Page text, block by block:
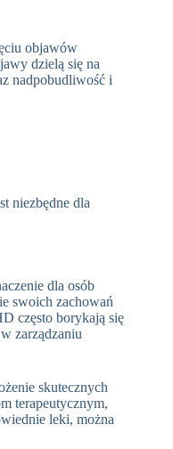
objawów
dzielą się na
nadpobudliwość i
niezbędne dla
dla osób
swoich zachowań
często borykają się
zarządzaniu
skutecznych
terapeutycznym,
leki, można